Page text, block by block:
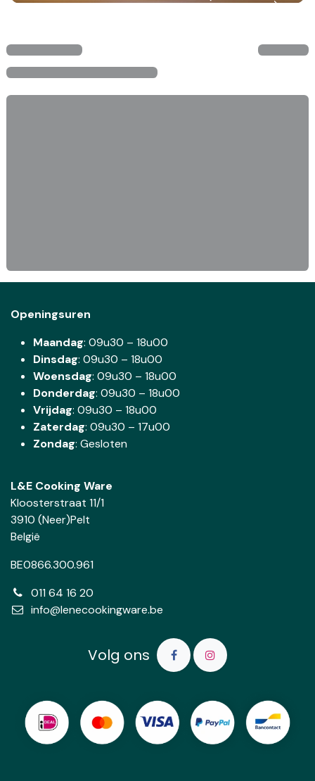
Openingsuren
Maandag: 09u30 – 18u00
Dinsdag: 09u30 – 18u00
Woensdag: 09u30 – 18u00
Donderdag: 09u30 – 18u00
Vrijdag: 09u30 – 18u00
Zaterdag: 09u30 – 17u00
Zondag: Gesloten
L&E Cooking Ware
Kloosterstraat 11/1
3910 (Neer)Pelt
België
BE0866.300.961
011 64 16 20
info@lenecookingware.be
Volg ons